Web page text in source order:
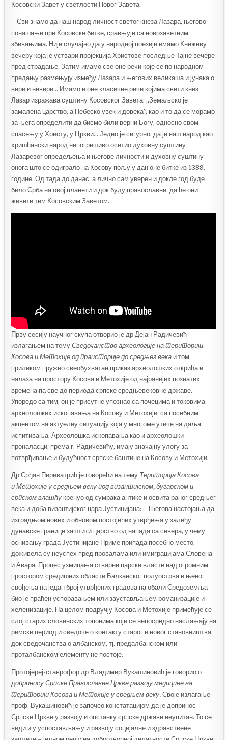
Косовски Завет у светлости Новог Завета:
– Сви знамо да наш народ личност светог кнеза Лазара, његово
понашање пре Косовске битке, сравњује са новозаветним
збивањима. Није случајно да у народној поезији имамо Кнежеву
вечеру која је уствари пројекција Христове последње Тајне вечере
пред страдање. Затим имамо све оне речи које се по народном
предању размењују између Лазара и његових великаша и јунака о
вери и невери… Имамо и оне класичне речи којима свети кнез
Лазар изражава суштину Косовског Завета: ,,Земаљско је
замалена царство, а Небеско увек и довека”, као и то да се морамо
за њега определити да бисмо били верни Богу, односно свом
спасењу у Христу, у Цркви… Једно је сигурно, да је наш народ као
хришћански народ непогрешиво осетио духовну суштину
Лазаревог опредељења и његове личности и духовну суштину
онога што се одиграло на Косову пољу у дан оне битке из 1389.
године. Од тада до данас, а лично сам уверен и докле год буде
било Срба на овој планети и док буду православни, да ће они
живети тим Косовским Заветом.
Прву сесију научног скупа отворио је др Дејан Радичевић
излагањем на темуСведочанство археологије на територији
Косова и Метохије од праисторије до средњег века и том
приликом пружио свеобухватан приказ археолошких открића и
налаза на простору Косова и Метохије од најранијих познатих
времена па све до периода српске средњевековне државе.
Упоредо са тим, он је присутне упознао са почецима и токовима
археолошких ископавања на Косову и Метохији, са посебним
акцентом на актуелну ситуацију која у многоме утиче на даља
испитивања. Археолошка ископавања као и археолошки
проналасци, према г. Радичевићу, имају значајну улогу за
потврђивање и будућност српске баштине на Косову и Метохији.
Др Срђан Пириватрић је говорећи на тему Територија Косова
и Метохије у средњем веку под византијском, бугарском и
српском влашћу кренуо од сумрака антике и освита раног средњег
века и доба византијског цара Јустинијана: – Његова настојања да
изградњом нових и обновом постојећих утврђења у залеђу
дунавске границе заштити царство од напада са севера, у чему
оснивању града Јустинијане Приме припада посебно место,
доживела су неуспех пред провалама или имиграцијама Словена
и Авара. Процес узмицања стварне царске власти над огромним
простором средишних области Балканског полуострва и њеног
свођења на један број утврђених градова на обали Средоземља
био је праћен успоравањем или заустављањем романизације и
хеленизације. На целом подручју Косова и Метохије примећује се
слој старих словенских топонима који се непосредно наслањају на
римски период и сведоче о контакту старог и новог становништва,
док сведочанства о албанском, тј. предалбанском или
проталбанском елементу не постоје.
Протојереј-ставрофор др Владимир Вукашиновић је говорио о
доприносу Српске Православне Цркве развоју медицине на
територији Косова и Метохије у средњем веку.Своје излагање
проф. Вукашиновић је започео констатацијом да је допринос
Српске Цркве у развоју и опстанку српске државе неупитан. То се
види и у успостављању и развоју социјалне и здравствене